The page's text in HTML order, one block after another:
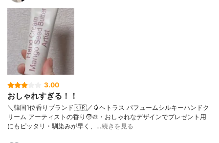
3.00
おしゃれすぎる！！
＼韓国1位香りブランド🇰🇷／🥭ヘトラス パフュームシルキーハンドク
リーム アーティストの香り🧑‍🎨・おしゃれなデザインでプレゼント用
にもピッタリ・馴染みが早く、…続きを見る